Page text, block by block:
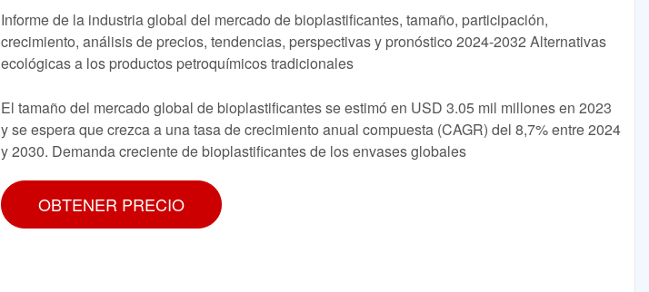
Informe de la industria global del mercado de bioplastificantes, tamaño, participación,
crecimiento, análisis de precios, tendencias, perspectivas y pronóstico 2024-2032 Alternativas
ecológicas a los productos petroquímicos tradicionales
El tamaño del mercado global de bioplastificantes se estimó en USD 3.05 mil millones en 2023
y se espera que crezca a una tasa de crecimiento anual compuesta (CAGR) del 8,7% entre 2024
y 2030. Demanda creciente de bioplastificantes de los envases globales
OBTENER PRECIO